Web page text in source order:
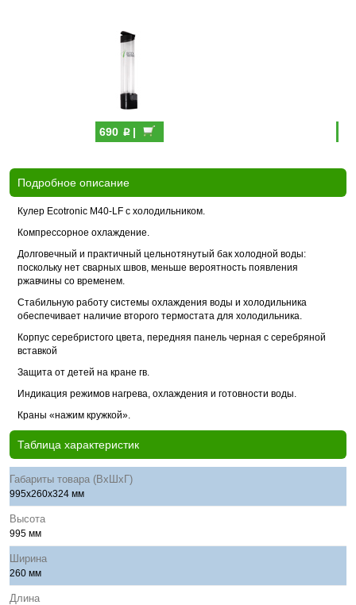
690 p|
Подробное описание
Кулер Ecotronic M40-LF с холодильником.
Компрессорное охлаждение.
Долговечный и практичный цельнотянутый бак холодной воды:
поскольку нет сварных швов, меньше вероятность появления
ржавчины со временем.
Стабильную работу системы охлаждения воды и холодильника
обеспечивает наличие второго термостата для холодильника.
Корпус серебристого цвета, передняя панель черная с серебряной
вставкой
Защита от детей на кране гв.
Индикация режимов нагрева, охлаждения и готовности воды.
Краны «нажим кружкой».
Таблица характеристик
Габариты товара (ВхШхГ)
995x260x324 мм
Высота
995 мм
Ширина
260 мм
Длина